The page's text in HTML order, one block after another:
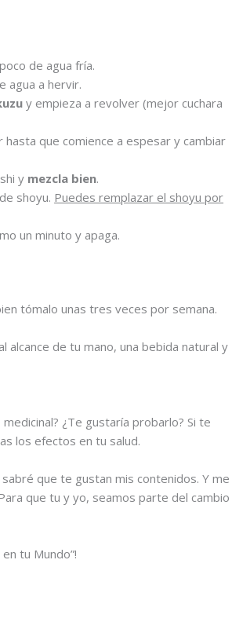
de agua fría.
agua a hervir.
y empieza a revolver (mejor cuchara
que comience a espesar y cambiar
y mezcla bien.
shoyu. Puedes remplazar el shoyu por
un minuto y apaga.
tómalo unas tres veces por semana.
alcance de tu mano, una bebida natural y
¿Te gustaría probarlo? Si te
los efectos en tu salud.
que te gustan mis contenidos. Y me
que tu y yo, seamos parte del cambio
tu Mundo”!